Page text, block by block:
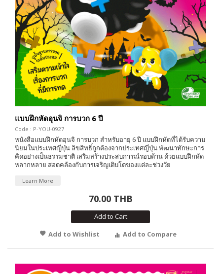
แบบฝึกหัดอุนจิ การบวก 6 ปี
Code : P-YOU-0927
หนังสือแบบฝึกหัดอุนจิ การบวก สำหรับอายุ 6 ปี แบบฝึกหัดที่ได้รับความ
นิยมในประเทศญี่ปุ่น ลิขสิทธิ์ถูกต้องจากประเทศญี่ปุ่น พัฒนาทักษะการ
คิดอย่างเป็นธรรมชาติ เสริมสร้างประสบการณ์รอบด้าน ด้วยแบบฝึกหัด
หลากหลาย สอดคล้องกับการเจริญเติบโตของแต่ละช่วงวัย
Learn More
70.00 THB
Add to Cart
Add to Wishlist
Add to Compare